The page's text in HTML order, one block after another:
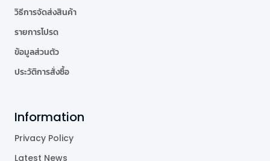
วิธีการจัดส่งสินค้า
รายการโปรด
ข้อมูลส่วนตัว
ประวัติการสั่งซื้อ
Information
Privacy Policy
Latest News